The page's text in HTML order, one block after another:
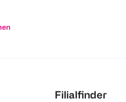
Filialfinder